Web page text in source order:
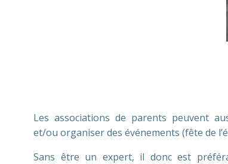
Les associations de parents peuvent
et/ou organiser des événements (fête de
Sans être un expert, il donc est